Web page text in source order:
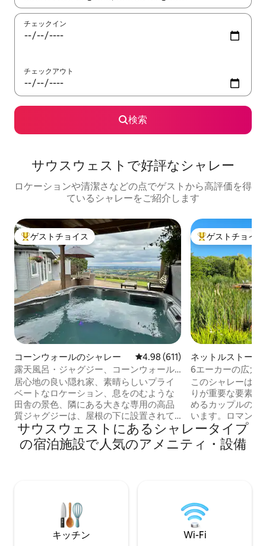
チェックイン
チェックアウト
検索
サウスウェストで好評なシャレー
ロケーションや清潔さなどの点でゲストから高評価を得
ているシャレーをご紹介します
大好評のゲストチョイスです。
ゲストチョイス
コーンウォールのシャレー レビュー611件、5つ星中4.98つ
4.98 (611)
露天風呂・ジャグジー、コーンウォール
のプライベートな隠れ家、素晴らしい景
色
居心地の良い隠れ家、素晴らしいプライ
ベートなロケーション、息をのむような
田舎の景色、隣にある大きな専用の高品
質ジャグジーは、屋根の下に設置されて
おり、四季折々の天候に関わらず専用で
ご利用いただけます。 犬／ペット歓迎、
完全にフェンス／壁で囲まれた庭／敷
行ける距離です。 ガニスレイクにあるプ
リマス行き・プリマス発の鉄道駅。 敷地
内に温水屋内プライベートレンタルプー
ル（60分28ポンド／90分39ポンド）
大好評のゲスト
ゲストチョイス
ネットルストーン
シービューのシャ
6エーカーの広大
家。
このシャレーは、
りが重要な要素
めるカップルのた
います。ロマンチ
会に最適です。ド
物がたくさんい
れています。静
です。 フェリーの割引については「その
他の詳細」をご覧
気自動車充電器が
サウスウェストにあるシャレータイプ
の宿泊施設で人気のアメニティ・設備
キッチン Wi-Fi